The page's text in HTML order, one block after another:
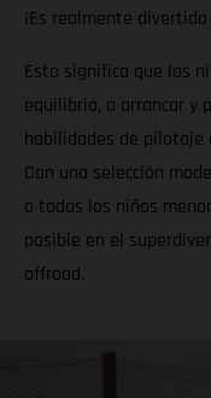
¡Es realmente
Esto significa que los
equilibrio, a arrancar y
habilidades de pilotaje
Con una selección
a todos los niños
posible en el
offroad.